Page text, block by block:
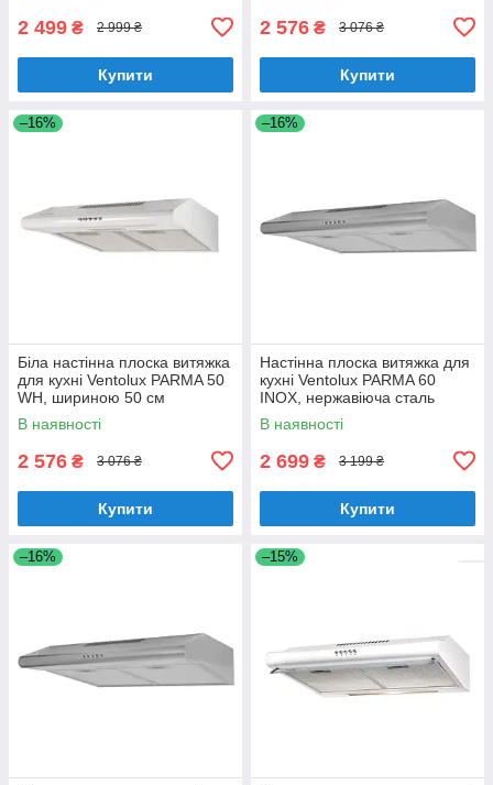
2 499 ₴ 2 999 ₴
Купити
2 576 ₴ 3 076 ₴
Купити
–16%
Біла настінна плоска витяжка
для кухні Ventolux PARMA 50
WH, шириною 50 см
В наявності
2 576 ₴ 3 076 ₴
Купити
–16%
Настінна плоска витяжка для
кухні Ventolux PARMA 60
INOX, нержавіюча сталь
шириною 60 см
В наявності
2 699 ₴ 3 199 ₴
Купити
–16% –15%